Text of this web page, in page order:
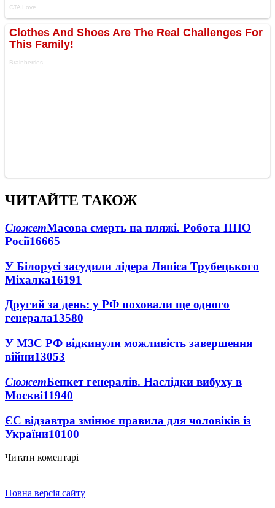
ЧИТАЙТЕ ТАКОЖ
СюжетМасова смерть на пляжі. Робота ППО
Росії16665
У Білорусі засудили лідера Ляпіса Трубецького
Міхалка16191
Другий за день: у РФ поховали ще одного
генерала13580
У МЗС РФ відкинули можливість завершення
війни13053
СюжетБенкет генералів. Наслідки вибуху в
Москві11940
ЄС відзавтра змінює правила для чоловіків із
України10100
Читати коментарі
Повна версія сайту